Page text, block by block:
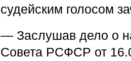
судейским голосом
— Заслушав дело о
Совета РСФСР от